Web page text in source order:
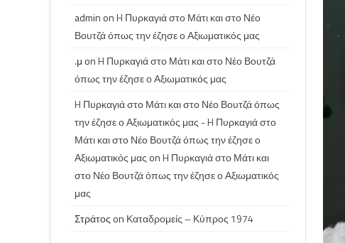
admin onH Πυρκαγιά στο Μάτι και στο Νέο
Βουτζά όπως την έζησε ο Αξιωματικός μας
.μ onH Πυρκαγιά στο Μάτι και στο Νέο Βουτζά
όπως την έζησε ο Αξιωματικός μας
H Πυρκαγιά στο Μάτι και στο Νέο Βουτζά όπως
την έζησε ο Αξιωματικός μας - H Πυρκαγιά στο
Μάτι και στο Νέο Βουτζά όπως την έζησε ο
Αξιωματικός μας onH Πυρκαγιά στο Μάτι και
στο Νέο Βουτζά όπως την έζησε ο Αξιωματικός
μας
Στράτος on Καταδρομείς – Κύπρος 1974